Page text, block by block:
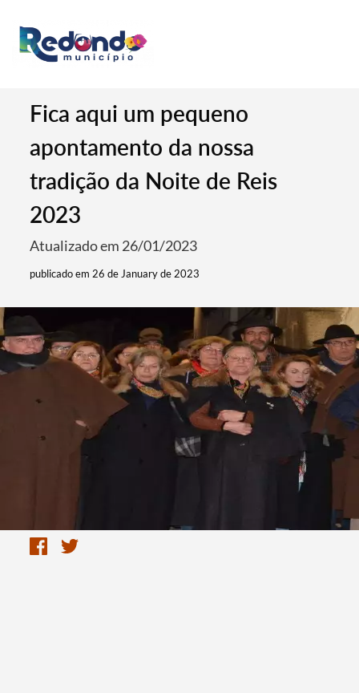
Fica aqui um pequeno
apontamento da nossa
tradição da Noite de Reis
2023
Atualizado em 26/01/2023
publicado em 26 de January de 2023